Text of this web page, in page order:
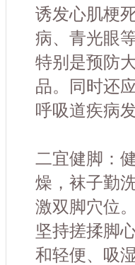
诱发心肌梗
病、青光眼
特别是预防
品。同时还
呼吸道疾病发
二宜健脚：
燥，袜子勤
激双脚穴位
坚持搓揉脚
和轻便、吸